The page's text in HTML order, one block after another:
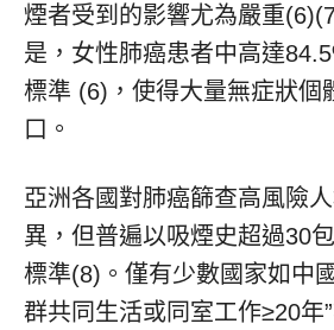
煙者受到的影響尤為嚴重
是，女性肺癌患者中高達
標準 (6)，使得大量無症狀個
口。
亞洲各國對肺癌篩查高風險
異，但普遍以吸煙史超過30
標準(8)。僅有少數國家如中
群共同生活或同室工作≥20年